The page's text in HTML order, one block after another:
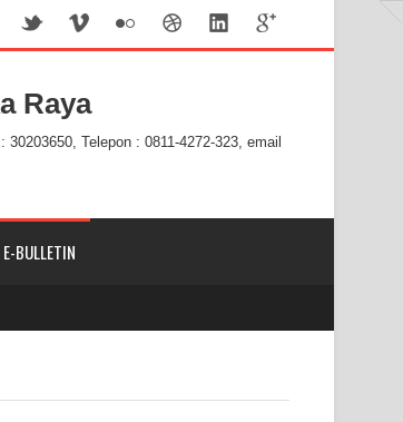
Raya
Telepon : 0811-4272-323, email
E-BULLETIN